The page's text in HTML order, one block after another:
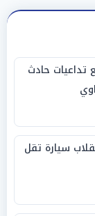
تداعيات حادث
سيارة تقل